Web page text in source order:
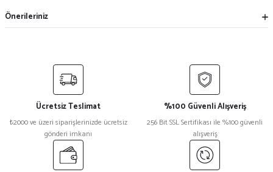
Önerileriniz
Ücretsiz Teslimat
₺2000 ve üzeri siparişlerinizde ücretsiz
gönderi imkanı
%100 Güvenli Alışveriş
256 Bit SSL Sertifikası ile %100 güvenli
alışveriş